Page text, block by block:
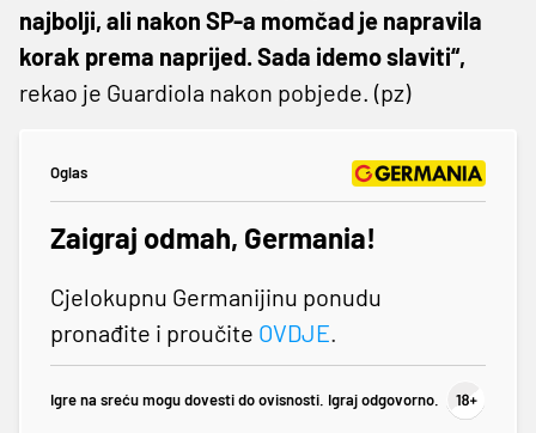
najbolji, ali nakon SP-a momčad je napravila
korak prema naprijed. Sada idemo slaviti“,
rekao je Guardiola nakon pobjede. (pz)
Oglas
Zaigraj odmah, Germania!
Cjelokupnu Germanijinu ponudu
pronađite i proučite OVDJE
Igre na sreću mogu dovesti do ovisnosti. Igraj odgovorno.